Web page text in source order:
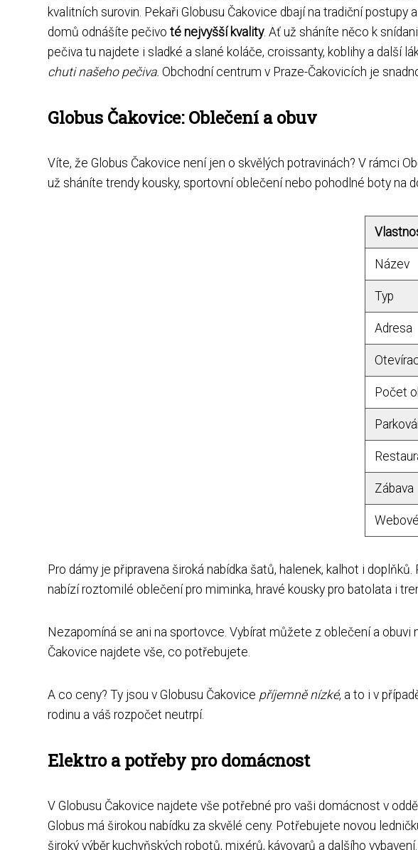
kvalitních surovin. Pekaři Globusu Čakovice dbají na tradiční
domů odnášíte pečivo té nejvyšší kvality. Ať už sháníte něco k
pečiva tu najdete i sladké a slané koláče, croissanty, koblihy a další
chuti našeho pečiva. Obchodní centrum v Praze-Čakovicích je
Globus Čakovice: Oblečení a obuv
Víte, že Globus Čakovice není jen o skvělých potravinách? V rámci
už sháníte trendy kousky, sportovní oblečení nebo pohodlné boty na
Název
Typ
Adresa
Počet
Zábava
Pro dámy je připravena široká nabídka šatů, halenek, kalhot i
nabízí roztomilé oblečení pro miminka, hravé kousky pro batolata i
Nezapomíná se ani na sportovce. Vybírat můžete z oblečení a
Čakovice najdete vše, co potřebujete.
A co ceny? Ty jsou v Globusu Čakovice příjemně nízké, a to i v
rodinu a váš rozpočet neutrpí.
Elektro a potřeby pro domácnost
V Globusu Čakovice najdete vše potřebné pro vaši domácnost v
Globus má širokou nabídku za skvělé ceny. Potřebujete novou
široký výběr kuchyňských robotů, mixérů, kávovarů a dalšího